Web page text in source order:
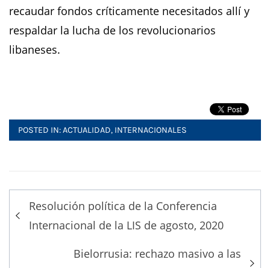
recaudar fondos críticamente necesitados allí y
respaldar la lucha de los revolucionarios
libaneses.
POSTED IN:ACTUALIDAD, INTERNACIONALES
Post
navigation
Resolución política de la Conferencia
Internacional de la LIS de agosto, 2020
Bielorrusia: rechazo masivo a las